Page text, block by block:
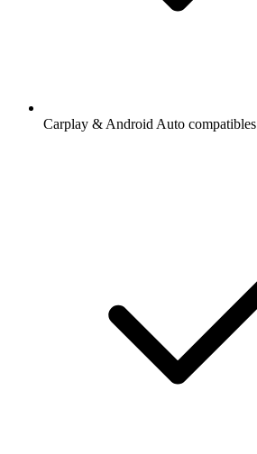
Carplay & Android Auto compatibles